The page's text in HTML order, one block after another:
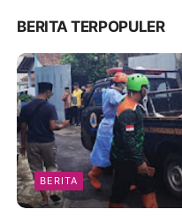
BERITA TERPOPULER
BERITA